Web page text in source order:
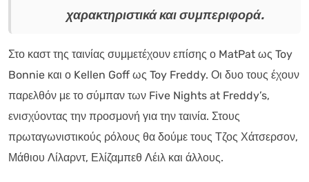
χαρακτηριστικά και συμπεριφορά.
Στο καστ της ταινίας συμμετέχουν επίσης ο MatPat ως Toy
Bonnie και ο Kellen Goff ως Toy Freddy. Οι δυο τους έχουν
παρελθόν με το σύμπαν των Five Nights at Freddy’s,
ενισχύοντας την προσμονή για την ταινία. Στους
πρωταγωνιστικούς ρόλους θα δούμε τους Τζος Χάτσερσον,
Μάθιου Λίλαρντ, Ελίζαμπεθ Λέιλ και άλλους.